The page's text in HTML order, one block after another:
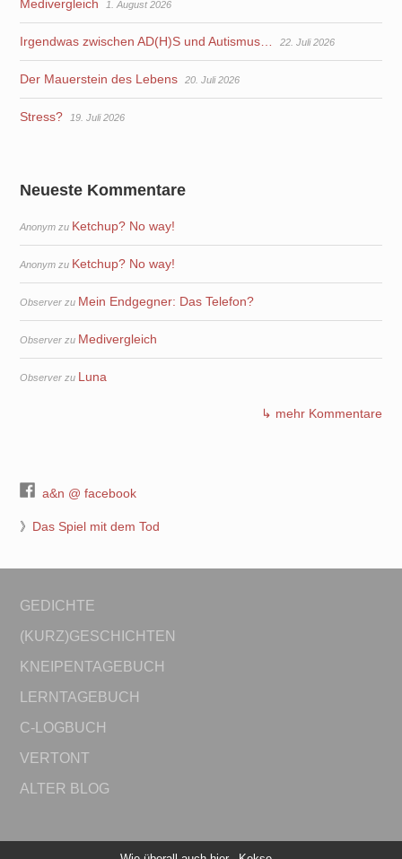
Medivergleich 1. August 2026
Irgendwas zwischen AD(H)S und Autismus… 22. Juli 2026
Der Mauerstein des Lebens 20. Juli 2026
Stress? 19. Juli 2026
Neueste Kommentare
Anonym zu Ketchup? No way!
Anonym zu Ketchup? No way!
Observer zu Mein Endgegner: Das Telefon?
Observer zu Medivergleich
Observer zu Luna
↳ mehr Kommentare
a&n @ facebook
》 Das Spiel mit dem Tod
GEDICHTE
(KURZ)GESCHICHTEN
KNEIPENTAGEBUCH
LERNTAGEBUCH
C-LOGBUCH
VERTONT
ALTER BLOG